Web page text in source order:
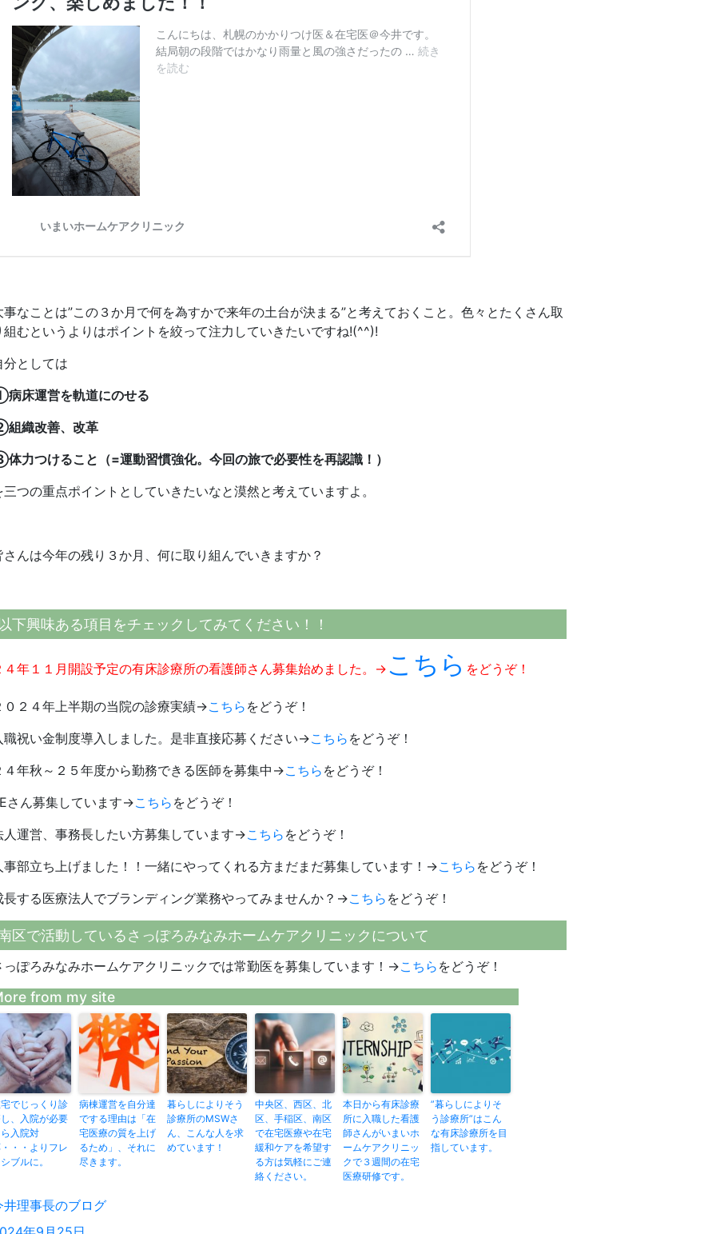
事なことは”この３か月で何を為すかで来年の土台が決まる”と考えておくこと。色々とたくさん取
組むというよりはポイントを絞って注力していきたいですね!(^^)!
分としては
床運営を軌道にのせる
織改善、改革
力つけること（=運動習慣強化。今回の旅で必要性を再認識！）
三つの重点ポイントとしていきたいなと漠然と考えていますよ。
さんは今年の残り３か月、何に取り組んでいきますか？
下興味ある項目をチェックしてみてください！！
４年１１月開設予定の有床診療所の看護師さん募集始めました。→ こちら をどうぞ！
０２４年上半期の当院の診療実績→こちら をどうぞ！
職祝い金制度導入しました。是非直接応募ください→こちら をどうぞ！
４年秋～２５年度から勤務できる医師を募集中→こちら をどうぞ！
さん募集しています→こちら をどうぞ！
人運営、事務長したい方募集しています→こちら をどうぞ！
事部立ち上げました！！一緒にやってくれる方まだまだ募集しています！→こちら をどうぞ！
長する医療法人でブランディング業務やってみませんか？→こちら をどうぞ！
区で活動しているさっぽろみなみホームケアクリニックについて
っぽろみなみホームケアクリニックでは常勤医を募集しています！→こちら をどうぞ！
from my site
でじっくり診
、入院が必要
入院対
・・よりフレ
ブルに。
病棟運営を自分達
でする理由は「在
宅医療の質を上げ
るため」、それに
尽きます。
暮らしによりそう
診療所のMSWさ
ん、こんな人を求
めています！
中央区、西区、北
区、手稲区、南区
で在宅医療や在宅
緩和ケアを希望す
る方は気軽にご連
絡ください。
本日から有床診療
所に入職した看護
師さんがいまいホ
ームケアクリニッ
クで３週間の在宅
医療研修です。
”暮らしによりそ
う診療所”はこん
な有床診療所を目
指しています。
井理事長のブログ